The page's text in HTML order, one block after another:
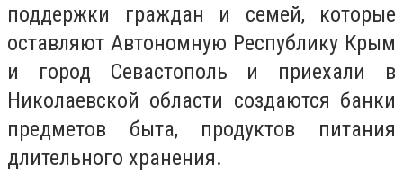
поддержки граждан и семей, которые
оставляют Автономную Республику Крым
и город Севастополь и приехали в
Николаевской области создаются банки
предметов быта, продуктов питания
длительного хранения.